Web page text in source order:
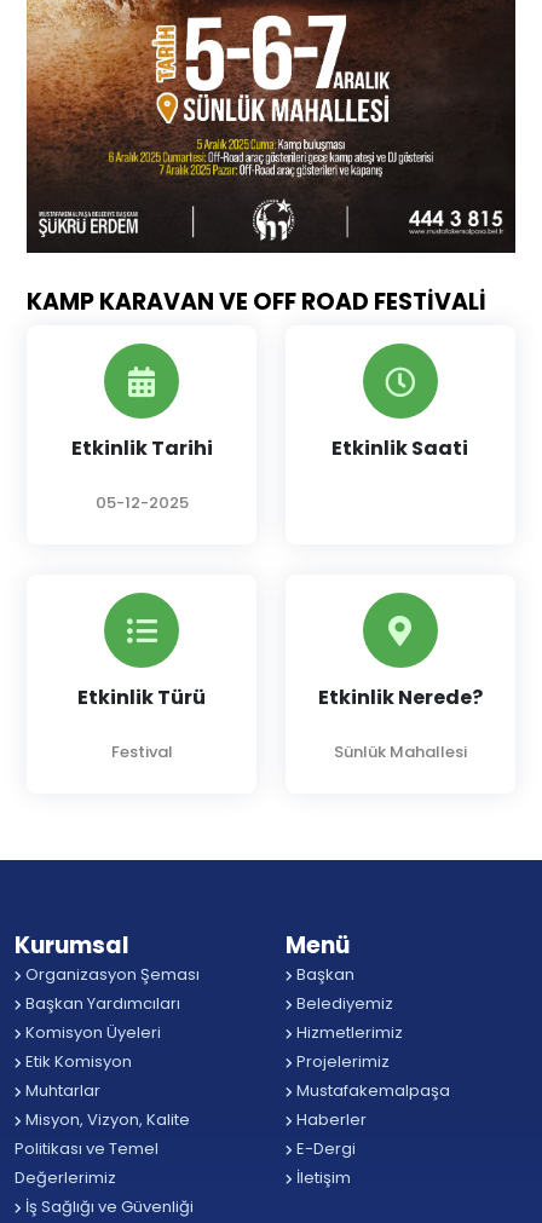
KAMP KARAVAN VE OFF ROAD FESTİVALİ
Etkinlik Tarihi
05-12-2025
Etkinlik Saati
Etkinlik Türü
Festival
Etkinlik Nerede?
Sünlük Mahallesi
Kurumsal
Organizasyon Şeması
Başkan Yardımcıları
Komisyon Üyeleri
Etik Komisyon
Muhtarlar
Misyon, Vizyon, Kalite
Politikası ve Temel
Değerlerimiz
İş Sağlığı ve Güvenliği
Menü
Başkan
Belediyemiz
Hizmetlerimiz
Projelerimiz
Mustafakemalpaşa
Haberler
E-Dergi
İletişim